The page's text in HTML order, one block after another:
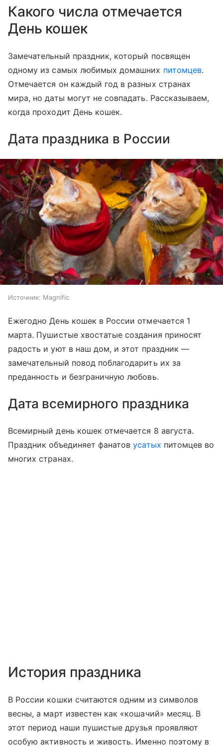
Какого числа отмечается
День кошек
Замечательный праздник, который посвящен
одному из самых любимых домашних питомцев.
Отмечается он каждый год в разных странах
мира, но даты могут не совпадать. Рассказываем,
когда проходит День кошек.
Дата праздника в России
Источник: Magnific
Ежегодно День кошек в России отмечается 1
марта. Пушистые хвостатые создания приносят
радость и уют в наш дом, и этот праздник —
замечательный повод поблагодарить их за
преданность и безграничную любовь.
Дата всемирного праздника
Всемирный день кошек отмечается 8 августа.
Праздник объединяет фанатовусатых питомцев во
многих странах.
История праздника
В России кошки считаются одним из символов
весны, а март известен как «кошачий» месяц. В
этот период наши пушистые друзья проявляют
особую активность и живость. Именно поэтому в